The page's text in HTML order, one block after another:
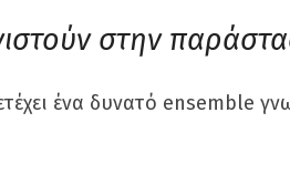
στην
ένα δυνατό ensemble